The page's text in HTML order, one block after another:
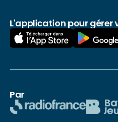
L'application pour gérer
Par